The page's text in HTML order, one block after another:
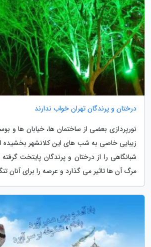
درختان و پرندگان تهران خواب ندارند
نورپردازی بعضی از ساختمان ها، خیابان ها و
زیبایی خاصی به شب های این کلانشهر بخشیده
شبانگاهی را از درختان و پرندگان پایتخت
مرگ آن ها تاثیر می گذارد و عرصه را برای آنان